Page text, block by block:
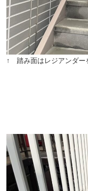
↑ 踏み面はレジアンダー